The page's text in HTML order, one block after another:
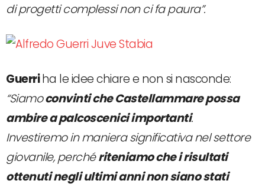
di progetti complessi non ci fa paura”.
Guerriha le idee chiare e non si nasconde:
“Siamoconvinti che Castellammare possa
ambire a palcoscenici importanti.
Investiremo in maniera significativa nel settore
giovanile, perchériteniamo che i risultati
ottenuti negli ultimi anni non siano stati